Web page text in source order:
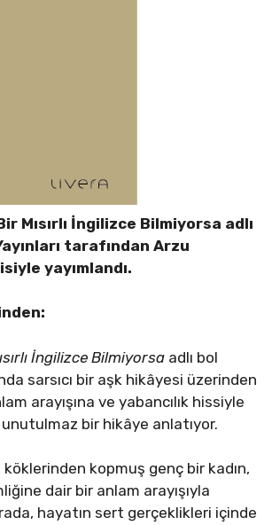
Mısırlı İngilizce Bilmiyorsa adlı
tarafından Arzu
yayımlandı.
İngilizce Bilmiyorsa adlı bol
sarsıcı bir aşk hikâyesi üzerinden
arayışına ve yabancılık hissiyle
bir hikâye anlatıyor.
köklerinden kopmuş genç bir kadın,
dair bir anlam arayışıyla
hayatın sert gerçeklikleri içinde